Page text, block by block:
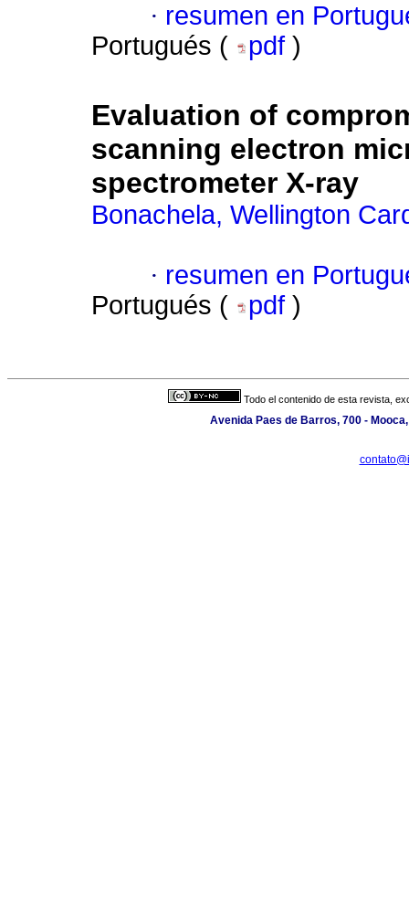
· resumen en
Portugués (
pdf )
Evaluation of
scanning electron
spectrometer X-ray
Bonachela, Wellington
· resumen en
Portugués (
pdf )
Todo el contenido de esta revista,
Avenida Paes de Barros, 700 - Mooca,